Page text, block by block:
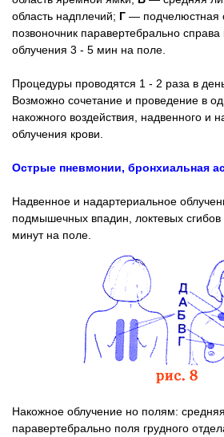
область надплечий; Г — подчелюстная
позвоночник паравертебрально
облучения 3 - 5 мин на поле.
Процедуры проводятся 1 - 2 раза в
Возможно сочетание и проведение в
накожного воздействия, надвенного и
облучения крови.
Острые пневмонии, бронхиальная
Надвенное и надартериальное
подмышечных впадин, локтевых
минут на поле.
Накожное облучение но полям:
паравертебрально поля грудного